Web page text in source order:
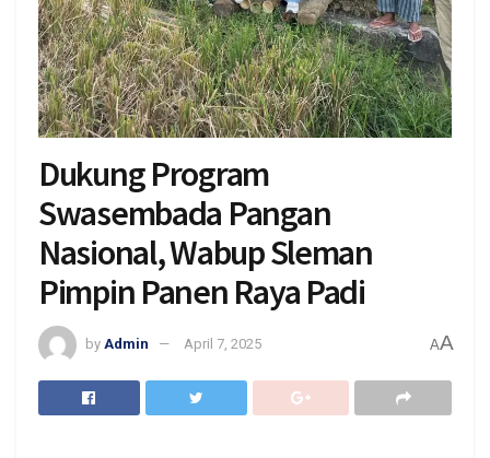
Dukung Program
Swasembada Pangan
Nasional, Wabup Sleman
Pimpin Panen Raya Padi
by Admin April 7, 2025 AA